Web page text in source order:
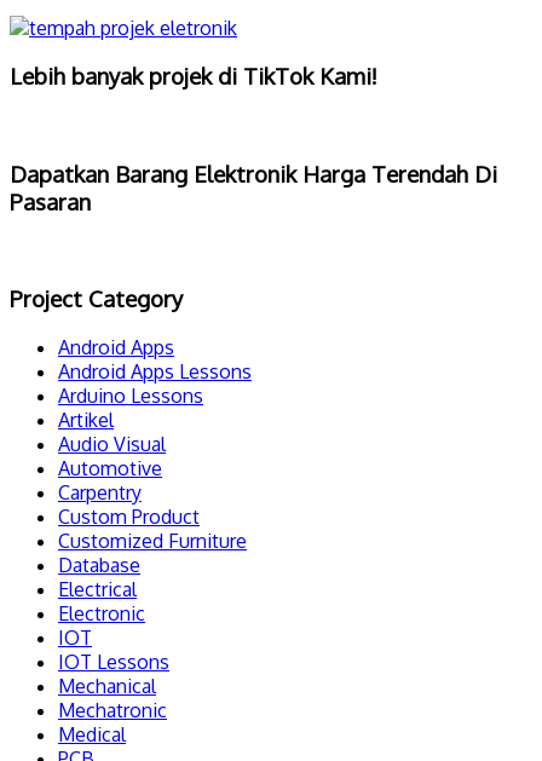
Lebih banyak projek di TikTok Kami!
Dapatkan Barang Elektronik Harga Terendah Di
Pasaran
Project Category
Android Apps
Android Apps Lessons
Arduino Lessons
Artikel
Audio Visual
Automotive
Carpentry
Custom Product
Customized Furniture
Database
Electrical
Electronic
IOT
IOT Lessons
Mechanical
Mechatronic
Medical